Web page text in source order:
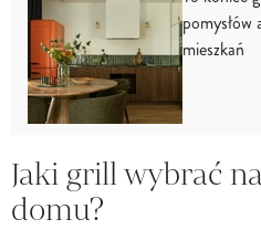
mieszkań
Jaki grill wybrać
domu?